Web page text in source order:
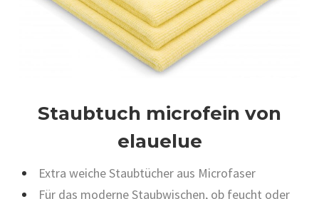
Staubtuch microfein von
elauelue
Extra weiche Staubtücher aus Microfaser
Für das moderne Staubwischen, ob feucht oder